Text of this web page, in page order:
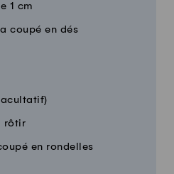
1 cm
coupé en dés
rôtir
en rondelles